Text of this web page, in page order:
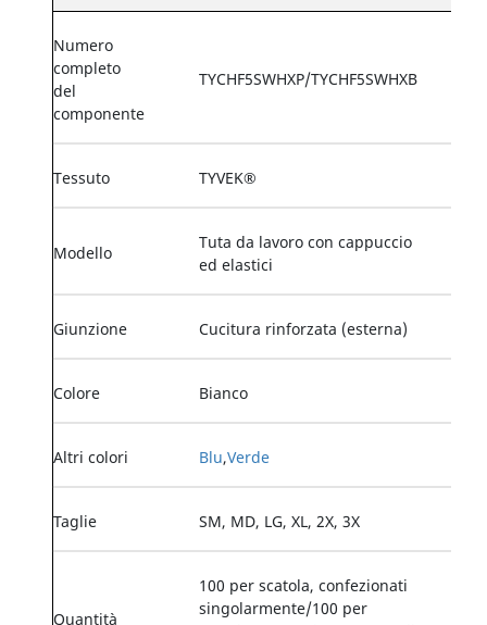
Numero
completo
del
componente
TYCHF5SWHXP/TYCHF5SWHXB
Tessuto TYVEK®
Modello
Tuta da lavoro con cappuccio
ed elastici
Giunzione Cucitura rinforzata (esterna)
Colore Bianco
Altri colori Blu,Verde
Taglie SM, MD, LG, XL, 2X, 3X
Quantità
100 per scatola, confezionati
singolarmente/100 per